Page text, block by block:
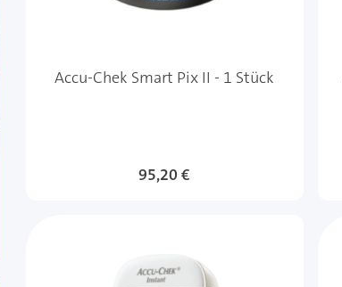
Accu-Chek Smart Pix II - 1 Stück
95,20 €